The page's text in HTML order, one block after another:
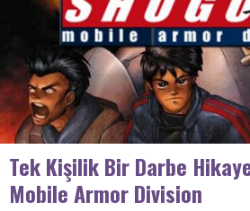
Tek Kişilik Bir Darbe
Mobile Armor Division